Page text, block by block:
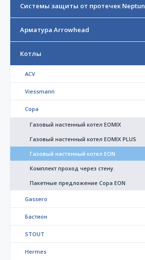
Системы защиты от протечек Neptun
Арматура Arrowhead
Котлы
ACV
Viessmann
Copa
Газовый настенный котел EOMIX
Газовый настенный котел EOMIX PLUS
Газовый настенный котел EON
Комплект проход через стену.
Пакетные предложение Copa EON
Gassero
Бастион
STOUT
Hermes